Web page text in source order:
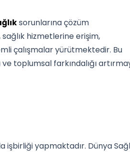
sorunlarına çözüm
sağlık hizmetlerine erişim,
çalışmalar yürütmektedir. Bu
toplumsal farkındalığı
işbirliği yapmaktadır. Dünya